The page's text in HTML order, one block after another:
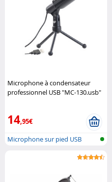
Microphone à condensateur
professionnel USB "MC-130.usb"
14,95€
Microphone sur pied USB